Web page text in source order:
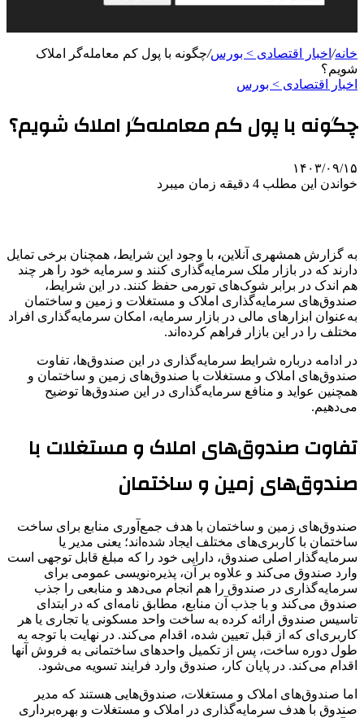
خانه/ اخبار اقتصادی > بورس/چگونه با پول کم معامله‌گر املاک
شویم؟
اخبار اقتصادی > بورس
چگونه با پول کم معامله‌گر املاک شویم؟
۱۴۰۳/۰۹/۱۵
خواندن این مطلب 4 دقیقه زمان میبرد
به گزارش همشهری آنلاین، با وجود این شرایط، همچنان برخی تمایل
دارند که در بازار ملک سرمایه‌گذاری کنند و سرمایه خود را هر چند
هم اندک در برابر شوک‌های تورمی حفظ کنند. در این شرایط،
صندوق‌های سرمایه‌گذاری املاک و مستغلات و زمین و ساختمان
به‌عنوان ابزارهای مالی در بازار سرمایه، امکان سرمایه‌گذاری افراد
مختلف را در این بازار فراهم کرده‌اند.
در ادامه درباره شرایط سرمایه‌گذاری در این صندوق‌ها، تفاوت
صندوق‌های املاک و مستغلات با صندوق‌های زمین و ساختمان و
همچنین عواید و منافع سرمایه‌گذاری در این صندوق‌ها توضیح
می‌دهیم.
تفاوت‌ صندوق‌های‌ املاک و مستغلات با
صندوق‌های زمین و ساختمان
صندوق‌های زمین و ساختمان با هدف جمع‌آوری منابع برای ساخت
ساختمان با کاربری‌های مختلف ایجاد شده‌اند؛ یعنی مدیر یا
سرمایه‌گذار اصلی صندوق، دارایی خود را که مبلغ قابل توجهی است
وارد صندوق می‌کند و علاوه بر آن، پذیره‌نویسی عمومی برای
سرمایه‌گذاری در صندوق را هم انجام می‌دهد و منابعی را جذب
صندوق می‌کند و با جذب آن منابع، مطابق نامه‌ای که در ابتدای
تاسیس صندوق ارائه کرده به ساخت واحد مسکونی یا تجاری یا هر
کاربری‌ای که از قبل تعیین شده، اقدام می‌کند. در نهایت با توجه به
طول دوره ساخت، پس از تکمیل واحدهای ساختمانی به فروش آنها
اقدام می‌کند. در پایان کار، صندوق وارد فرایند تسویه می‌شود.
اما صندوق‌های املاک و مستغلات، صندوق‌هایی هستند که مدیر
صندوق با هدف سرمایه‌گذاری در املاک و مستغلات و بهره‌برداری